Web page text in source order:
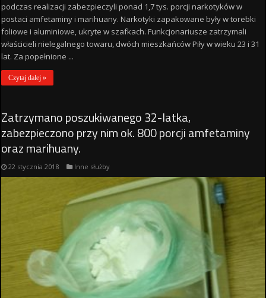
podczas realizacji zabezpieczyli ponad 1,7 tys. porcji narkotyków w
postaci amfetaminy i marihuany. Narkotyki zapakowane były w torebki
foliowe i aluminiowe, ukryte w szafkach. Funkcjonariusze zatrzymali
właścicieli nielegalnego towaru, dwóch mieszkańców Piły w wieku 23 i 31
lat. Za popełnione ...
Czytaj dalej »
Zatrzymano poszukiwanego 32-latka,
zabezpieczono przy nim ok. 800 porcji amfetaminy
oraz marihuany.
22 stycznia 2018 Inne służby